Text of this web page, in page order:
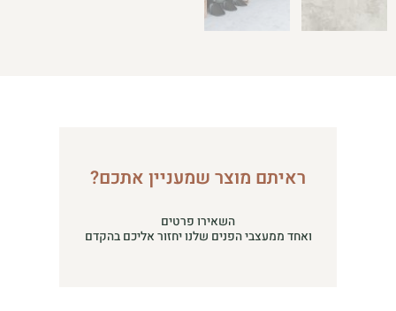
ראיתם מוצר שמעניין אתכם?
השאירו פרטים
ואחד ממעצבי הפנים שלנו יחזור אליכם בהקדם